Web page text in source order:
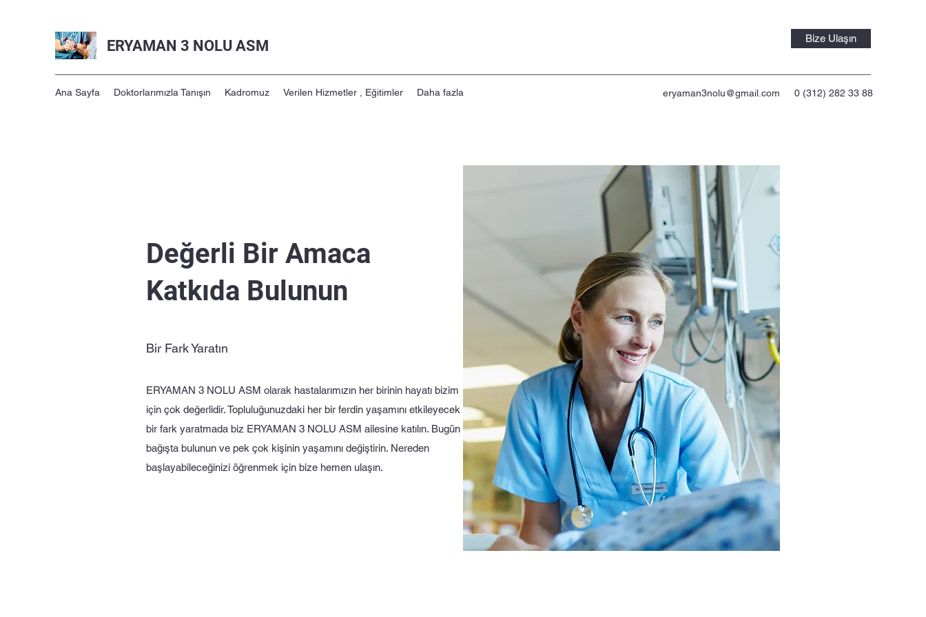
ERYAMAN 3 NOLU ASM Bize Ulaşın
Ana Sayfa Doktorlarımızla Tanışın Kadromuz Verilen Hizmetler , Eğitimler Daha fazla eryaman3nolu@gmail.com 0 (312) 282 33 88
Değerli Bir Amaca
Katkıda Bulunun
Bir Fark Yaratın
ERYAMAN 3 NOLU ASM olarak hastalarımızın her birinin hayatı bizim
için çok değerlidir. Topluluğunuzdaki her bir ferdin yaşamını etkileyecek
bir fark yaratmada biz ERYAMAN 3 NOLU ASM ailesine katılın. Bugün
bağışta bulunun ve pek çok kişinin yaşamını değiştirin. Nereden
başlayabileceğinizi öğrenmek için bize hemen ulaşın.